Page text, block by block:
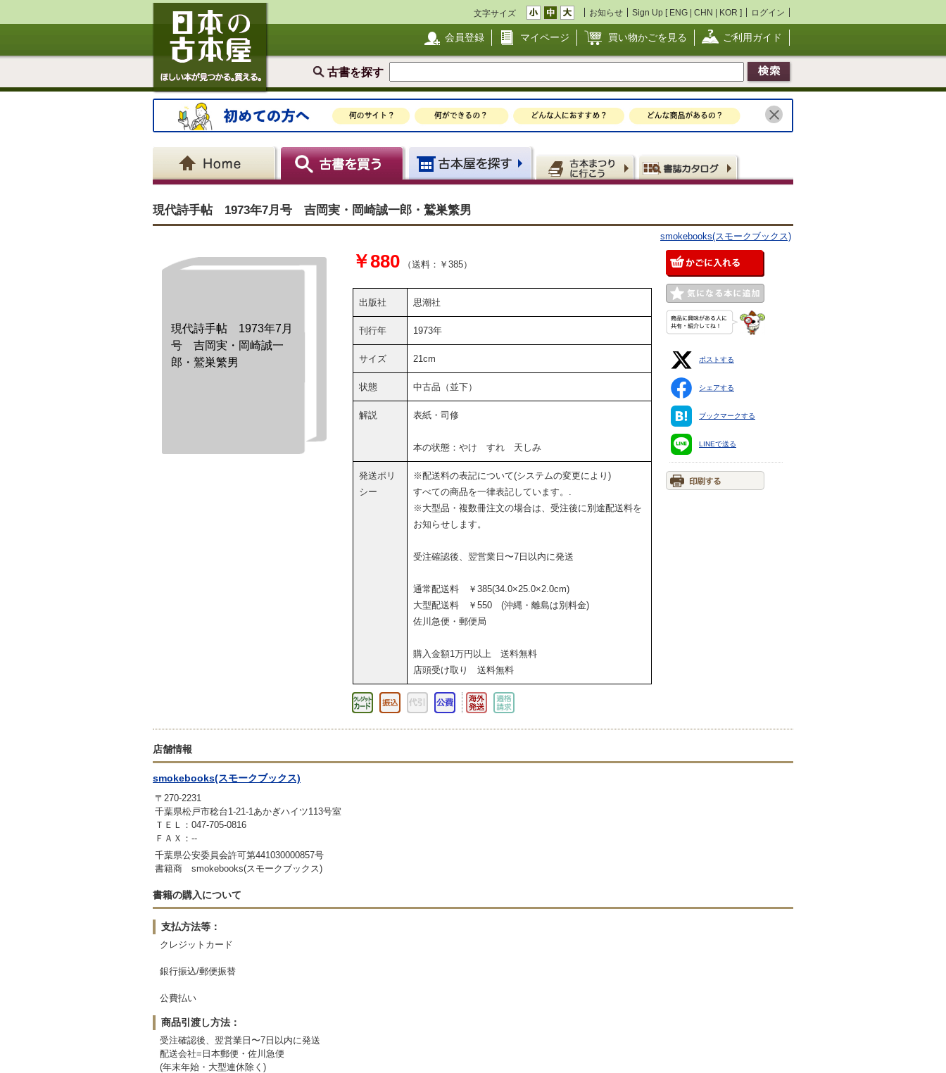
文字サイズ お知らせ Sign Up [ ENG | CHN | KOR ] ログイン
会員登録 マイページ 買い物かごを見る ご利用ガイド
古書を探す
現代詩手帖 1973年7月号 吉岡実・岡崎誠一郎・鷲巣繁男
smokebooks(スモークブックス)
現代詩手帖 1973年7月
号 吉岡実・岡崎誠一
郎・鷲巣繁男
￥880 （送料：￥385）
出版社 思潮社
刊行年 1973年
サイズ 21cm
状態 中古品（並下）
解説 表紙・司修
本の状態：やけ すれ 天しみ
発送ポリ
シー
※配送料の表記について(システムの変更により)
すべての商品を一律表記しています。.
※大型品・複数冊注文の場合は、受注後に別途配送料を
お知らせします。
受注確認後、翌営業日〜7日以内に発送
通常配送料 ￥385(34.0×25.0×2.0cm)
大型配送料 ￥550 (沖縄・離島は別料金)
佐川急便・郵便局
購入金額1万円以上 送料無料
店頭受け取り 送料無料
ポストする
シェアする
ブックマークする
LINEで送る
店舗情報
smokebooks(スモークブックス)
〒270-2231
千葉県松戸市稔台1-21-1あかぎハイツ113号室
ＴＥＬ：047-705-0816
ＦＡＸ：--
千葉県公安委員会許可第441030000857号
書籍商 smokebooks(スモークブックス)
書籍の購入について
支払方法等：
クレジットカード
銀行振込/郵便振替
公費払い
商品引渡し方法：
受注確認後、翌営業日〜7日以内に発送
配送会社=日本郵便・佐川急便
(年末年始・大型連休除く)